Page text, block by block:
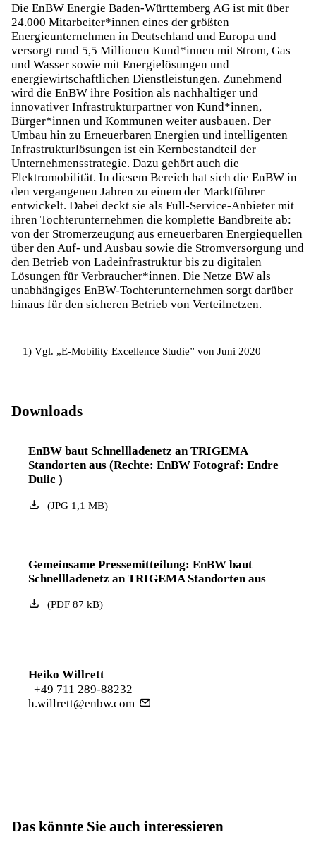
Die EnBW Energie Baden-Württemberg AG ist mit über
24.000 Mitarbeiter*innen eines der größten
Energieunternehmen in Deutschland und Europa und
versorgt rund 5,5 Millionen Kund*innen mit Strom, Gas
und Wasser sowie mit Energielösungen und
energiewirtschaftlichen Dienstleistungen. Zunehmend
wird die EnBW ihre Position als nachhaltiger und
innovativer Infrastrukturpartner von Kund*innen,
Bürger*innen und Kommunen weiter ausbauen. Der
Umbau hin zu Erneuerbaren Energien und intelligenten
Infrastrukturlösungen ist ein Kernbestandteil der
Unternehmensstrategie. Dazu gehört auch die
Elektromobilität. In diesem Bereich hat sich die EnBW in
den vergangenen Jahren zu einem der Marktführer
entwickelt. Dabei deckt sie als Full-Service-Anbieter mit
ihren Tochterunternehmen die komplette Bandbreite ab:
von der Stromerzeugung aus erneuerbaren Energiequellen
über den Auf- und Ausbau sowie die Stromversorgung und
den Betrieb von Ladeinfrastruktur bis zu digitalen
Lösungen für Verbraucher*innen. Die Netze BW als
unabhängiges EnBW-Tochterunternehmen sorgt darüber
hinaus für den sicheren Betrieb von Verteilnetzen.
1) Vgl. „E-Mobility Excellence Studie” von Juni 2020
Downloads
EnBW baut Schnellladenetz an TRIGEMA
Standorten aus (Rechte: EnBW Fotograf: Endre
Dulic )
(JPG1,1 MB)
Gemeinsame Pressemitteilung: EnBW baut
Schnellladenetz an TRIGEMA Standorten aus
(PDF87 kB)
Heiko Willrett
+49 711 289-88232
h.willrett@enbw.com
Das könnte Sie auch interessieren